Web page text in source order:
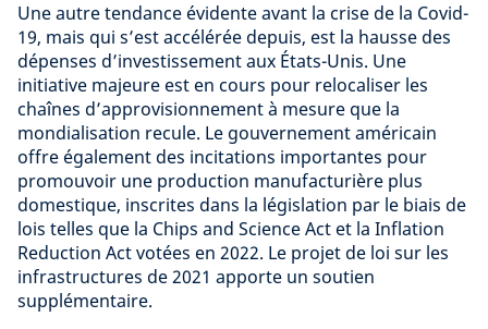
Une autre tendance évidente avant la crise de la Covid-
19, mais qui s’est accélérée depuis, est la hausse des
dépenses d’investissement aux États-Unis. Une
initiative majeure est en cours pour relocaliser les
chaînes d’approvisionnement à mesure que la
mondialisation recule. Le gouvernement américain
offre également des incitations importantes pour
promouvoir une production manufacturière plus
domestique, inscrites dans la législation par le biais de
lois telles que la Chips and Science Act et la Inflation
Reduction Act votées en 2022. Le projet de loi sur les
infrastructures de 2021 apporte un soutien
supplémentaire.